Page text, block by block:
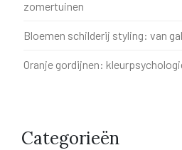
zomertuinen
Bloemen schilderij styling: van
Oranje gordijnen:
Categorieën